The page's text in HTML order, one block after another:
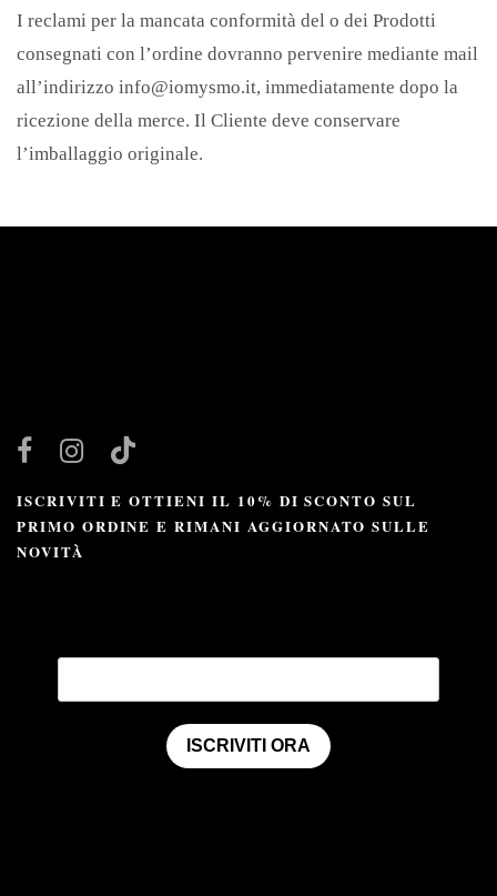
I reclami per la mancata conformità del o dei Prodotti
consegnati con l’ordine dovranno pervenire mediante mail
all’indirizzo info@iomysmo.it, immediatamente dopo la
ricezione della merce. Il Cliente deve conservare
l’imballaggio originale.
ISCRIVITI E OTTIENI IL 10% DI SCONTO SUL
PRIMO ORDINE E RIMANI AGGIORNATO SULLE
NOVITÀ
ISCRIVITI ORA